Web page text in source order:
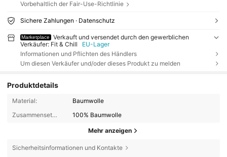
Vorbehaltlich der Fair-Use-Richtlinie
Sichere Zahlungen · Datenschutz
Marketplace
Verkauft und versendet durch den gewerblichen
Verkäufer: Fit & Chill
EU-Lager
Informationen und Pflichten des Händlers
Um diesen Verkäufer und/oder dieses Produkt zu melden
Produktdetails
Material:
Baumwolle
Zusammensetzung:
100% Baumwolle
Mehr anzeigen
Sicherheitsinformationen und Kontakte